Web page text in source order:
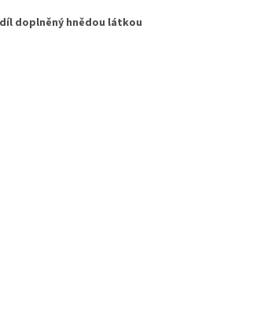
doplněný hnědou látkou